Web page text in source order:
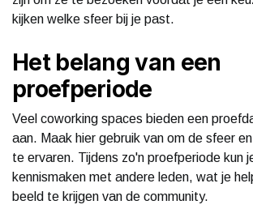
kijken welke sfeer bij je past.
Het belang van een
proefperiode
Veel coworking spaces bieden een
aan. Maak hier gebruik van om de sfeer
te ervaren. Tijdens zo'n proefperiode kun
kennismaken met andere leden, wat je
beeld te krijgen van de community.